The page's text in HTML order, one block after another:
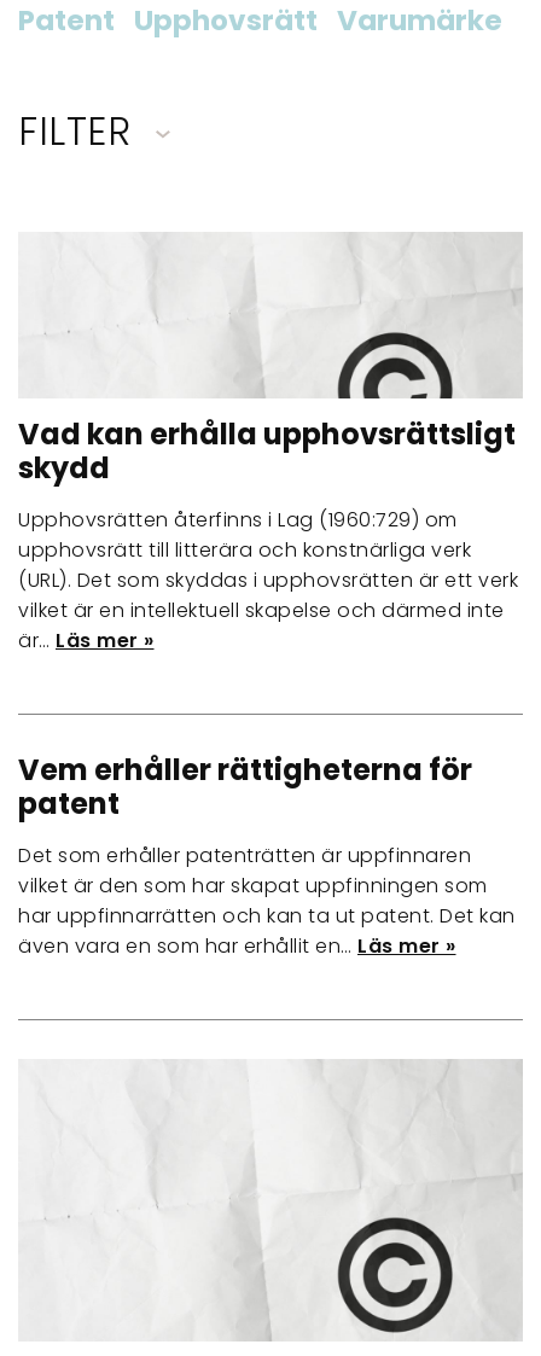
Patent Upphovsrätt Varumärke
FILTER
Vad kan erhålla upphovsrättsligt
skydd
Upphovsrätten återfinns i Lag (1960:729) om
upphovsrätt till litterära och konstnärliga verk
(URL). Det som skyddas i upphovsrätten är ett verk
vilket är en intellektuell skapelse och därmed inte
är… Läs mer »
Vem erhåller rättigheterna för
patent
Det som erhåller patenträtten är uppfinnaren
vilket är den som har skapat uppfinningen som
har uppfinnarrätten och kan ta ut patent. Det kan
även vara en som har erhållit en… Läs mer »